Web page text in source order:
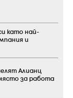
като най-
и
Алианц
за работа